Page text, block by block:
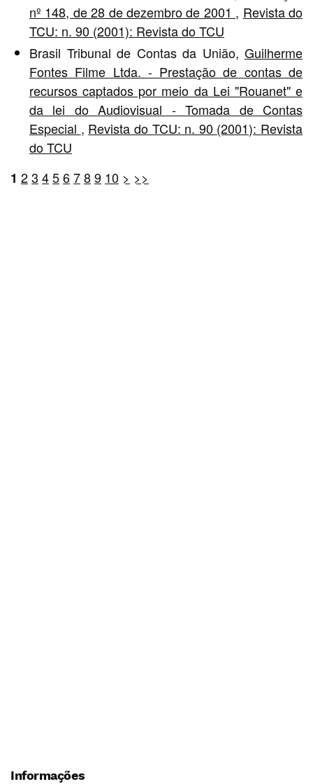
nº 148, de 28 de dezembro de 2001 , Revista do
TCU: n. 90 (2001): Revista do TCU
Brasil Tribunal de Contas da União, Guilherme
Fontes Filme Ltda. - Prestação de contas de
recursos captados por meio da Lei "Rouanet" e
da lei do Audiovisual - Tomada de Contas
Especial , Revista do TCU: n. 90 (2001): Revista
do TCU
1 23 456789 10 > >>
Informações